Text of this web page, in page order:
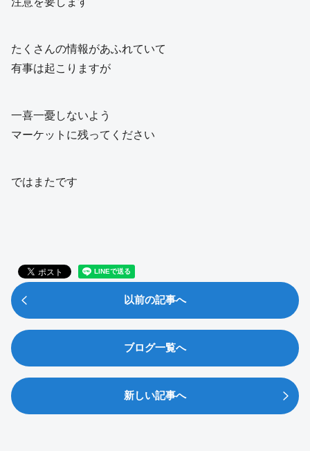
たくさんの情報があふれていて
有事は起こりますが
一喜一憂しないよう
マーケットに残ってください
ではまたです
以前の記事へ
ブログ一覧へ
新しい記事へ